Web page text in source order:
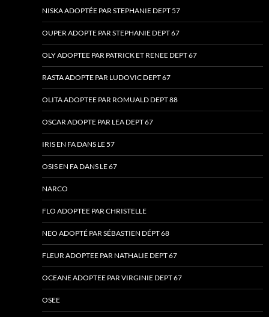
NISKA ADOPTÉE PAR STEPHANIE DEPT 57
OUPER ADOPTE PAR STEPHANIE DEPT 67
OLY ADOPTEE PAR PATRICK ET RENEE DEPT 67
RASTA ADOPTE PAR LUDOVIC DEPT 67
OLITA ADOPTEE PAR ROMUALD DEPT 88
OSCAR ADOPTE PAR LEA DEPT 67
IRIS EN FA DANS LE 57
OSIS EN FA DANS LE 67
NARCO
FLO ADOPTEE PAR CHRISTELLE
NEO ADOPTÉ PAR SÉBASTIEN DÉPT 68
FLEUR ADOPTEE PAR NATHALIE DEPT 67
OCEANE ADOPTEE PAR VIRGINIE DEPT 67
OSEE